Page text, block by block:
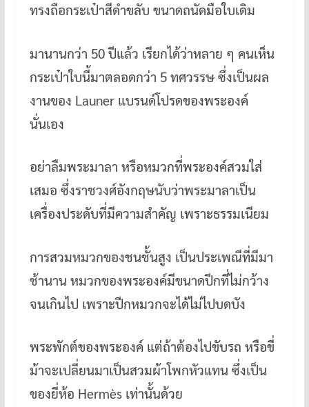
ทรงถือกระเป๋าสีดำขลับ ขนาดถนัดมือใบเดิม
มานานกว่า 50 ปีแล้ว เรียกได้ว่าหลาย ๆ คนเห็น
กระเป๋าใบนี้มาตลอดกว่า 5 ทศวรรษ ซึ่งเป็นผล
งานของ Launer แบรนด์โปรดของพระองค์
นั่นเอง
อย่าลืมพระมาลา หรือหมวกที่พระองค์สวมใส่
เสมอ ซึ่งราชวงศ์อังกฤษนับว่าพระมาลาเป็น
เครื่องประดับที่มีความสำคัญ เพราะธรรมเนียม
การสวมหมวกของชนชั้นสูง เป็นประเพณีที่มีมา
ช้านาน หมวกของพระองค์มีขนาดปีกที่ไม่กว้าง
จนเกินไป เพราะปีกหมวกจะได้ไม่ไปบดบัง
พระพักต์ของพระองค์ แต่ถ้าต้องไปขับรถ หรือขี่
ม้าจะเปลี่ยนมาเป็นสวมผ้าโพกหัวแทน ซึ่งเป็น
ของยี่ห้อ Hermès เท่านั้นด้วย